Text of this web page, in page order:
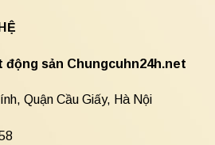
sản Chungcuhn24h.net
Quận Cầu Giấy, Hà Nội